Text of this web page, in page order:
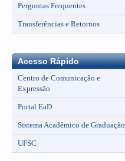
Perguntas Frequentes
Transferências e Retornos
Acesso Rápido
Centro de Comunicação e
Expressão
Portal EaD
Sistema Acadêmico de Graduação
UFSC